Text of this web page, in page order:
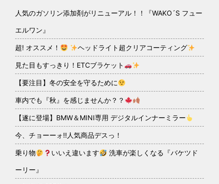
人気のガソリン添加剤がリニューアル！！『WAKO´S フュー
エルワン』
超! オススメ！ ヘッドライト超クリアコーティング
見た目もすっきり！ETCブラケット
【要注目】冬の安全を守るために
車内でも『秋』を感じませんか？？
【遂に登場】BMW＆MINI専用 デジタルインナーミラー
今、チョーーォ!!人気商品デスっ！
乗り物 いいえ違います 洗車が楽しくなる『バケツド
ーリー』